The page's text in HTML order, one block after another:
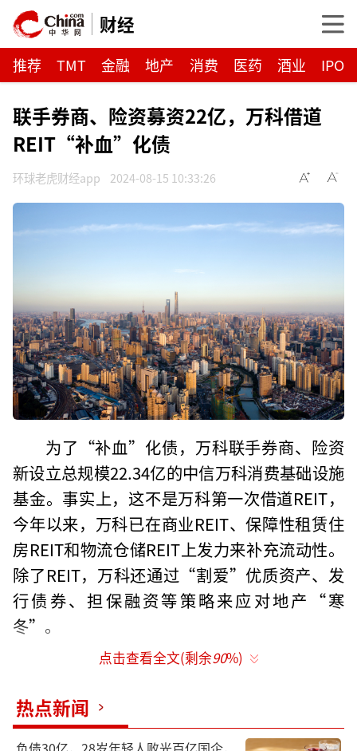
财经
推荐 TMT 金融 地产 消费 医药 酒业 IPO
联手券商、险资募资22亿，万科借道
REIT“补血”化债
环球老虎财经app 2024-08-15 10:33:26
为了“补血”化债，万科联手券商、险资
新设立总规模22.34亿的中信万科消费基础设施
基金。事实上，这不是万科第一次借道REIT，
今年以来，万科已在商业REIT、保障性租赁住
房REIT和物流仓储REIT上发力来补充流动性。
除了REIT，万科还通过“割爱”优质资产、发
行债券、担保融资等策略来应对地产“寒
冬”。
万科正采取一切方式卖资产化债。
8月13日，万科发布公告称，公司下属两家
子公司与中信金石、中信证券投资等机构一起
点击查看全文(剩余90%)
热点新闻